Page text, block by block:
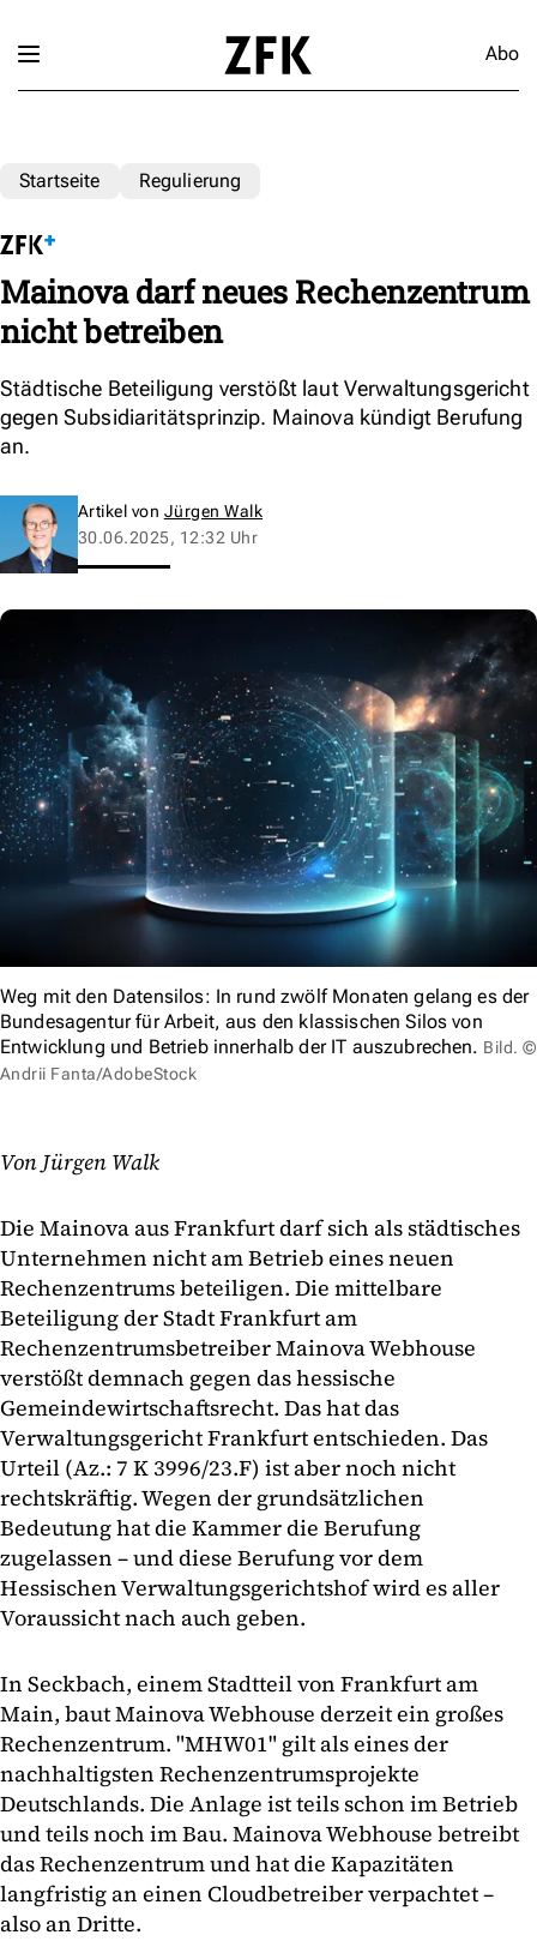
Abo
Startseite Regulierung
Mainova darf neues Rechenzentrum
nicht betreiben
Städtische Beteiligung verstößt laut Verwaltungsgericht
gegen Subsidiaritätsprinzip. Mainova kündigt Berufung
an.
Artikel von Jürgen Walk
30.06.2025, 12:32 Uhr
Weg mit den Datensilos: In rund zwölf Monaten gelang es der
Bundesagentur für Arbeit, aus den klassischen Silos von
Entwicklung und Betrieb innerhalb der IT auszubrechen. Bild. ©
Andrii Fanta/AdobeStock
Von Jürgen Walk
Die Mainova aus Frankfurt darf sich als städtisches
Unternehmen nicht am Betrieb eines neuen
Rechenzentrums beteiligen. Die mittelbare
Beteiligung der Stadt Frankfurt am
Rechenzentrumsbetreiber Mainova Webhouse
verstößt demnach gegen das hessische
Gemeindewirtschaftsrecht. Das hat das
Verwaltungsgericht Frankfurt entschieden. Das
Urteil (Az.: 7 K 3996/23.F) ist aber noch nicht
rechtskräftig. Wegen der grundsätzlichen
Bedeutung hat die Kammer die Berufung
zugelassen – und diese Berufung vor dem
Hessischen Verwaltungsgerichtshof wird es aller
Voraussicht nach auch geben.
In Seckbach, einem Stadtteil von Frankfurt am
Main, baut Mainova Webhouse derzeit ein großes
Rechenzentrum. "MHW01" gilt als eines der
nachhaltigsten Rechenzentrumsprojekte
Deutschlands. Die Anlage ist teils schon im Betrieb
und teils noch im Bau. Mainova Webhouse betreibt
das Rechenzentrum und hat die Kapazitäten
langfristig an einen Cloudbetreiber verpachtet –
also an Dritte.